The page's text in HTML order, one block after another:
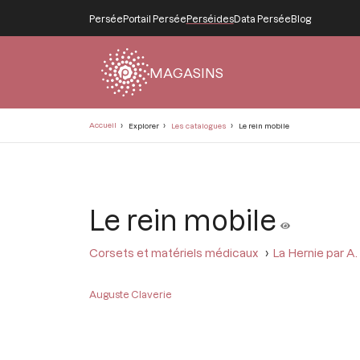
PerséePortail PerséePerséidesData PerséeBlog
MAGASINS
Accueil Explorer Les catalogues Le rein mobile
Le rein mobile
Corsets et matériels médicaux La Hernie par
Auguste Claverie